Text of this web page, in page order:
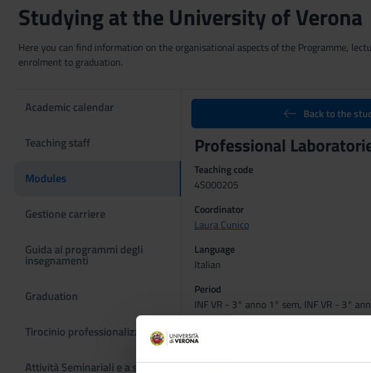
Studying at the University of Verona
Here you can find information on the organisational aspects of the Programme,
enrolment to graduation.
Academic calendar
Teaching staff
Modules
Gestione carriere
Guida ai programmi degli
insegnamenti
Graduation
Tirocinio professionalizzante
Attività Seminariali e a scelta
Back to the
Professional
Teaching code
4S000205
Coordinator
Laura Cunico
Language
Italian
Period
INF VR - 3° anno 1° sem, INF VR - 3°
Learning outcomes
The clinical simulation has the purpose
Moreover clinical simulation is aiming at